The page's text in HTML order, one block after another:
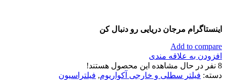
اینستاگرام مرجان دریایی رو دنبال کن
Add to compare
افزودن به علاقه مندی
8 نفر در حال مشاهده این محصول هستند!
دسته: فیلتر سطلی و خارجی آکواریوم, فیلتراسیون